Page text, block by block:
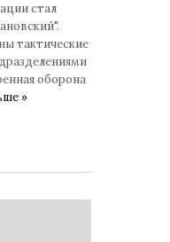
стал
тактические
оборона
»